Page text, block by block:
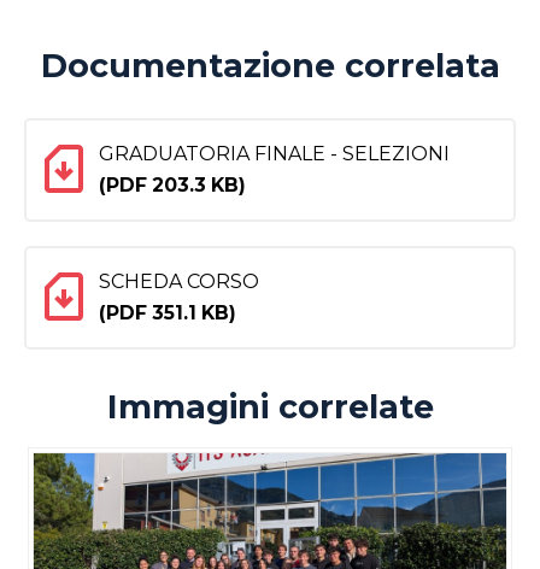
Documentazione correlata
GRADUATORIA FINALE - SELEZIONI
(PDF 203.3 KB)
SCHEDA CORSO
(PDF 351.1 KB)
Immagini correlate